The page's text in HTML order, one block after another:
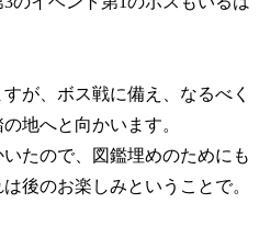
が、ボス戦に備え、なるべく
地へと向かいます。
たので、図鑑埋めのためにも
後のお楽しみということで。